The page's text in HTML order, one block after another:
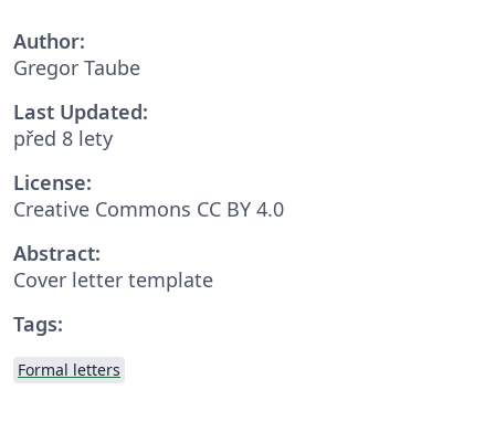
Author:
Gregor Taube
Last Updated:
před 8 lety
License:
Creative Commons CC BY 4.0
Abstract:
Cover letter template
Tags:
Formal letters